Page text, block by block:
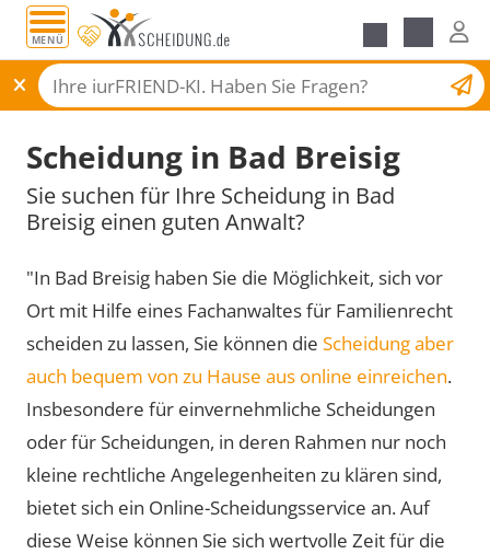
MENÜ
Scheidungsantrag
Scheidung in Bad Breisig
Sie suchen für Ihre Scheidung in Bad
Breisig einen guten Anwalt?
"In Bad Breisig haben Sie die Möglichkeit, sich vor
Ort mit Hilfe eines Fachanwaltes für Familienrecht
scheiden zu lassen, Sie können die Scheidung aber
auch bequem von zu Hause aus online einreichen.
Insbesondere für einvernehmliche Scheidungen
oder für Scheidungen, in deren Rahmen nur noch
kleine rechtliche Angelegenheiten zu klären sind,
bietet sich ein Online-Scheidungsservice an. Auf
diese Weise können Sie sich wertvolle Zeit für die